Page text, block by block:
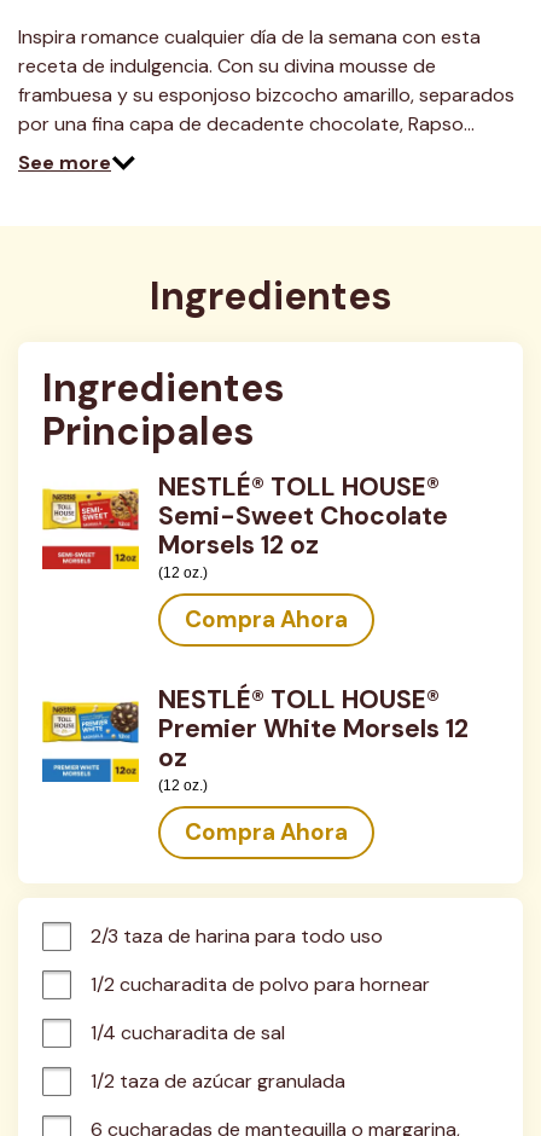
Inspira romance cualquier día de la semana con esta
receta de indulgencia. Con su divina mousse de
frambuesa y su esponjoso bizcocho amarillo, separados
por una fina capa de decadente chocolate, Rapso…
See more
Ingredientes
Ingredientes
Principales
NESTLÉ® TOLL HOUSE®
Semi-Sweet Chocolate
Morsels 12 oz
(12 oz.)
Compra Ahora
NESTLÉ® TOLL HOUSE®
Premier White Morsels 12
oz
(12 oz.)
Compra Ahora
2/3 taza de harina para todo uso
1/2 cucharadita de polvo para hornear
1/4 cucharadita de sal
1/2 taza de azúcar granulada
6 cucharadas de mantequilla o margarina,